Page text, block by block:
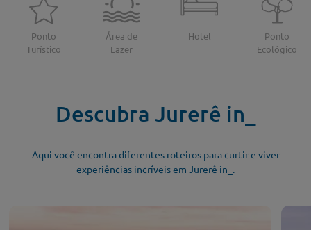
Ponto
Turístico
Área de
Lazer
Hotel
Ponto
Ecológico
Descubra Jurerê in_
Aqui você encontra diferentes roteiros para curtir e viver
experiências incríveis em Jurerê in_.